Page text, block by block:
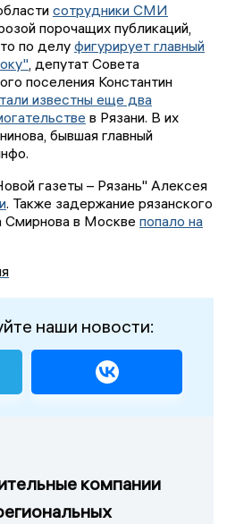
сотрудники СМИ
порочащих публикаций,
по делу фигурирует главный
, депутат Совета
поселения Константин
известны еще два
в Рязани. В их
бывшая главный
газеты – Рязань" Алексея
. Также задержание рязанского
Смирнова в Москве попало на
наши новости:
компании